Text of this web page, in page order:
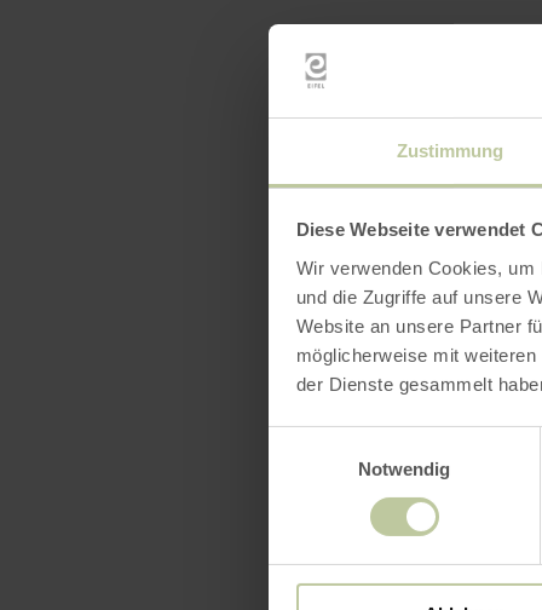
Zustimmung
Diese Webseite verwendet
Wir verwenden Cookies,
und die Zugriffe auf unsere
Website an unsere Partner
möglicherweise mit
der Dienste gesammelt
Notwendig
Location:
Info Tel.: